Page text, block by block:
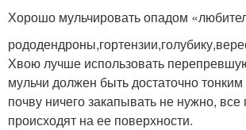
Хорошо мульчировать опадом
Хвою лучше использовать
мульчи должен быть достаточно
почву ничего закапывать не нужно,
происходят на ее поверхности.